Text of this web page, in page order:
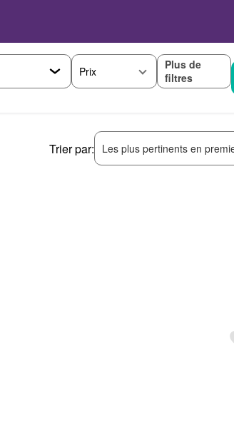
Prix
Plus de
filtres
Trier par: Les plus pertinents en